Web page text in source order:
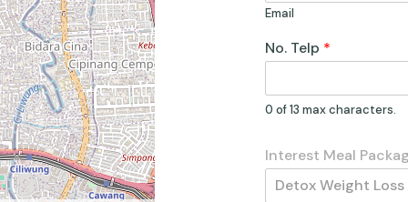
Email
No. Telp *
0 of 13 max characters.
Interest Meal
Detox Weight Loss